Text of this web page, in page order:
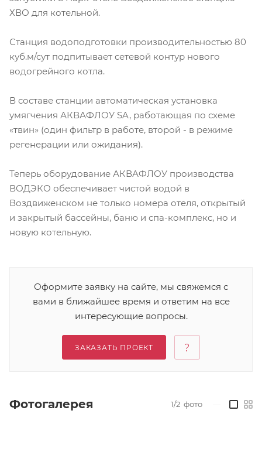
ХВО для котельной.
Станция водоподготовки производительностью 80
куб.м/сут подпитывает сетевой контур нового
водогрейного котла.
В составе станции автоматическая установка
умягчения АКВАФЛОУ SA, работающая по схеме
«твин» (один фильтр в работе, второй - в режиме
регенерации или ожидания).
Теперь оборудование АКВАФЛОУ производства
ВОДЭКО обеспечивает чистой водой в
Воздвиженском не только номера отеля, открытый
и закрытый бассейны, баню и спа-комплекс, но и
новую котельную.
Оформите заявку на сайте, мы свяжемся с
вами в ближайшее время и ответим на все
интересующие вопросы.
ЗАКАЗАТЬ ПРОЕКТ
Фотогалерея 1/2 фото